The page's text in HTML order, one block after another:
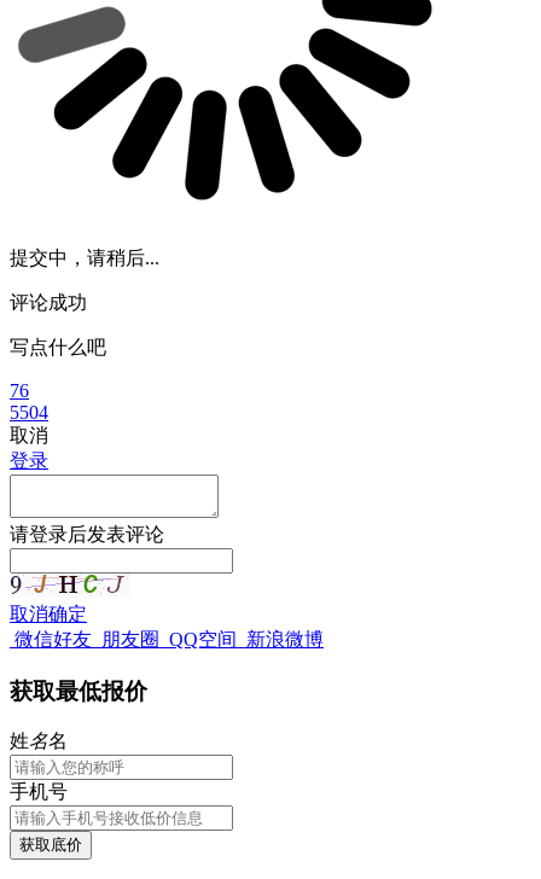
提交中，请稍后...
评论成功
写点什么吧
76
5504
取消
登录
请登录后发表评论
取消确定
微信好友 朋友圈 QQ空间 新浪微博
获取最低报价
姓名名
手机号
获取底价